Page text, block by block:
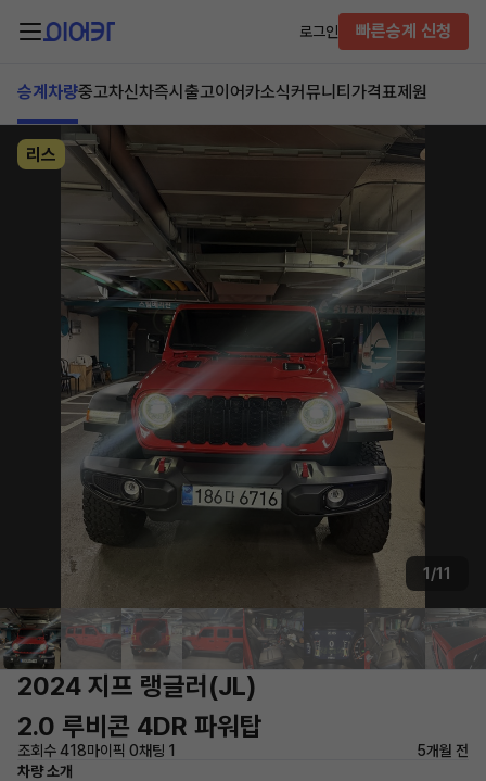
로그인 빠른승계 신청
승계차량중고차신차즉시출고이어카소식커뮤니티 가격표제원
리스
1/11
2024 지프 랭글러(JL)
2.0 루비콘 4DR 파워탑
조회수 418마이픽 0채팅 1
5개월 전
차량 소개